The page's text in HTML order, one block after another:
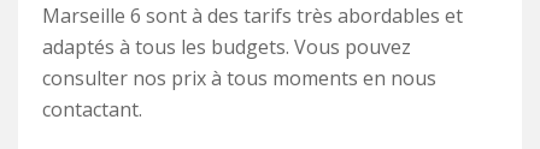
Marseille 6 sont à des tarifs très abordables et
adaptés à tous les budgets. Vous pouvez
consulter nos prix à tous moments en nous
contactant.